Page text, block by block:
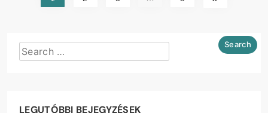
LEGUTÓBBI BEJEGYZÉSEK